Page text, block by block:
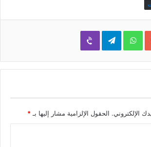
Google+
WhatsApp
Telegram
Viber
الإلكتروني. الحقول الإلزامية مشار إليها بـ *